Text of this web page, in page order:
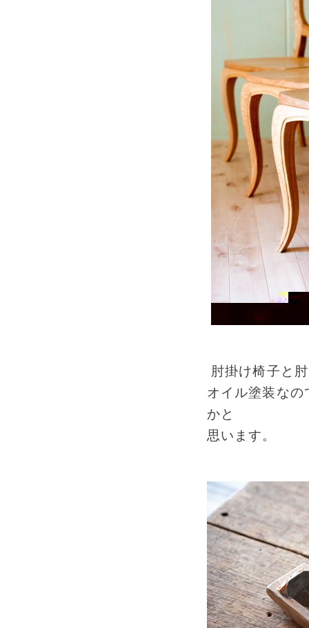
肘掛け椅子と
オイル塗装な
かと
思います。